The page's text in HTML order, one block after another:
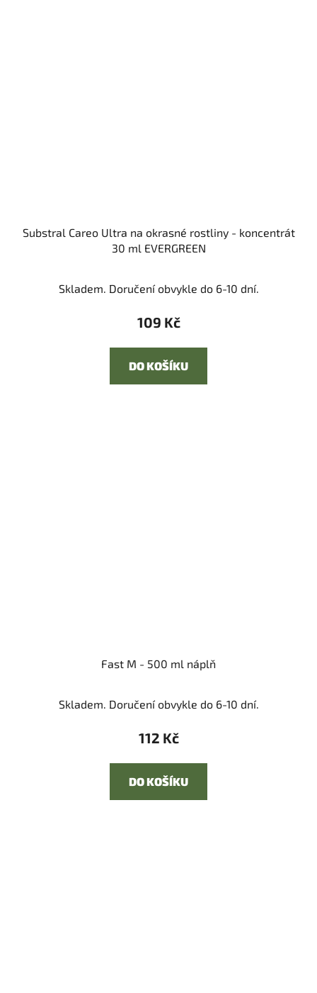
Substral Careo Ultra na okrasné rostliny - koncentrát
30 ml EVERGREEN
Skladem. Doručení obvykle do 6-10 dní.
109 Kč
DO KOŠÍKU
Fast M - 500 ml náplň
Skladem. Doručení obvykle do 6-10 dní.
112 Kč
DO KOŠÍKU